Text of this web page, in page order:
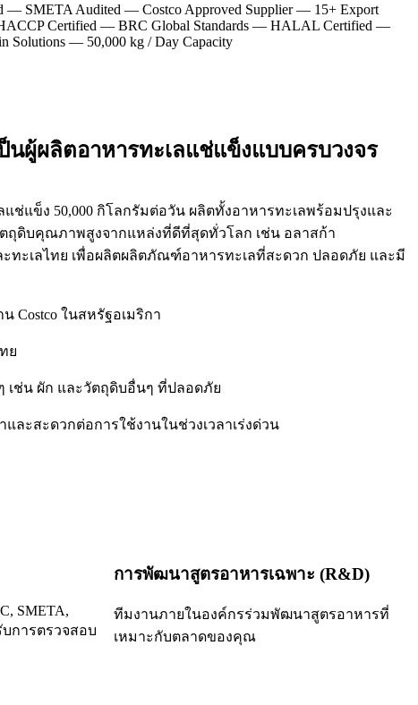
— SMETA Audited — Costco Approved Supplier — 15+ Export
Certified — BRC Global Standards — HALAL Certified —
Solutions — 50,000 kg / Day Capacity
ผู้ผลิตอาหารทะเลแช่แข็งแบบครบวงจร
แช่แข็ง 50,000 กิโลกรัมต่อวัน ผลิตทั้งอาหารทะเลพร้อมปรุงและ
ถุดิบคุณภาพสูงจากแหล่งที่ดีที่สุดทั่วโลก เช่น อลาสก้า
ะทะเลไทย เพื่อผลิตผลิตภัณฑ์อาหารทะเลที่สะดวก ปลอดภัย และมี
Costco ในสหรัฐอเมริกา
ย
เช่น ผัก และวัตถุดิบอื่นๆ ที่ปลอดภัย
ละสะดวกต่อการใช้งานในช่วงเวลาเร่งด่วน
SMETA,
การตรวจสอบ
การพัฒนาสูตรอาหารเฉพาะ (R&D)
ทีมงานภายในองค์กรร่วมพัฒนาสูตรอาหารที่
เหมาะกับตลาดของคุณ